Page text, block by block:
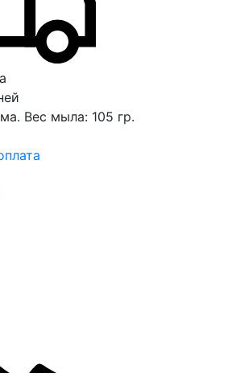
Вес мыла: 105 гр.